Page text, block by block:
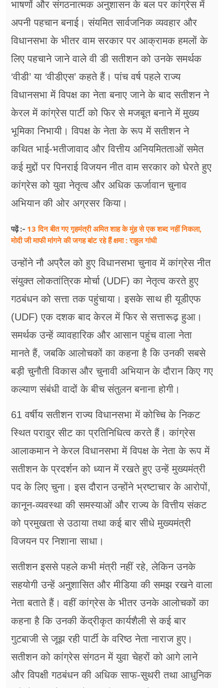
भाषणों और संगठनात्मक अनुशासन के बल पर कांग्रेस में
अपनी पहचान बनाई। संयमित सार्वजनिक व्यवहार और
विधानसभा के भीतर वाम सरकार पर आक्रामक हमलों के
लिए पहचाने जाने वाले वी डी सतीशन को उनके समर्थक
‘वीडी’ या ‘वीडीएस’ कहते हैं। पांच वर्ष पहले राज्य
विधानसभा में विपक्ष का नेता बनाए जाने के बाद सतीशन ने
केरल में कांग्रेस पार्टी को फिर से मजबूत बनाने में मुख्य
भूमिका निभायी। विपक्ष के नेता के रूप में सतीशन ने
कथित भाई-भतीजावाद और वित्तीय अनियमितताओं समेत
कई मुद्दों पर पिनराई विजयन नीत वाम सरकार को घेरते हुए
कांग्रेस को युवा नेतृत्व और अधिक ऊर्जावान चुनाव
अभियान की ओर अग्रसर किया।
पढ़ें :- 13 दिन बीत गए गृहमंत्री अमित शाह के मुंह से एक शब्द नहीं निकला,
मोदी जी माफी मांगने की जगह बांट रहे हैं क्षमा : राहुल गांधी
उन्होंने नौ अप्रैल को हुए विधानसभा चुनाव में कांग्रेस नीत
संयुक्त लोकतांत्रिक मोर्चा (UDF) का नेतृत्व करते हुए
गठबंधन को सत्ता तक पहुंचाया। इसके साथ ही यूडीएफ
(UDF) एक दशक बाद केरल में फिर से सत्तारूढ़ हुआ।
समर्थक उन्हें व्यावहारिक और आसान पहुंच वाला नेता
मानते हैं, जबकि आलोचकों का कहना है कि उनकी सबसे
बड़ी चुनौती विकास और चुनावी अभियान के दौरान किए गए
कल्याण संबंधी वादों के बीच संतुलन बनाना होगी।
61 वर्षीय सतीशन राज्य विधानसभा में कोच्चि के निकट
स्थित परावुर सीट का प्रतिनिधित्व करते हैं। कांग्रेस
आलाकमान ने केरल विधानसभा में विपक्ष के नेता के रूप में
सतीशन के प्रदर्शन को ध्यान में रखते हुए उन्हें मुख्यमंत्री
पद के लिए चुना। इस दौरान उन्होंने भ्रष्टाचार के आरोपों,
कानून-व्यवस्था की समस्याओं और राज्य के वित्तीय संकट
को प्रमुखता से उठाया तथा कई बार सीधे मुख्यमंत्री
विजयन पर निशाना साधा।
सतीशन इससे पहले कभी मंत्री नहीं रहे, लेकिन उनके
सहयोगी उन्हें अनुशासित और मीडिया की समझ रखने वाला
नेता बताते हैं। वहीं कांग्रेस के भीतर उनके आलोचकों का
कहना है कि उनकी केंद्रीकृत कार्यशैली से कई बार
गुटबाजी से जूझ रही पार्टी के वरिष्ठ नेता नाराज हुए।
सतीशन को कांग्रेस संगठन में युवा चेहरों को आगे लाने
और विपक्षी गठबंधन की अधिक साफ-सुथरी तथा आधुनिक